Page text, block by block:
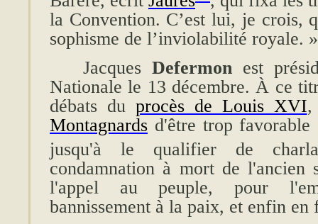
la Convention. C’est lui, je crois,
sophisme de l’inviolabilité royale. »
Jacques Defermon est
Nationale le 13 décembre. À ce
débats du procès de Louis XVI,
Montagnards d'être trop
jusqu'à le qualifier de
condamnation à mort de l'ancien
l'appel au peuple, pour
bannissement à la paix, et enfin en